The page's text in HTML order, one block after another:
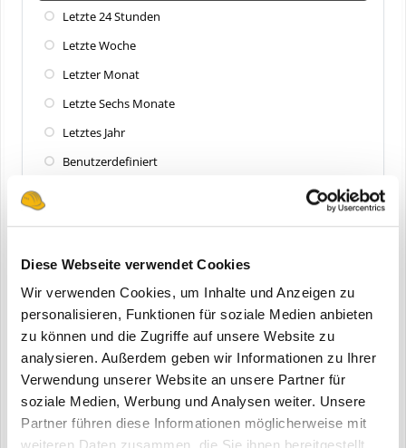
Diese Webseite verwendet Cookies
Wir verwenden Cookies, um Inhalte und Anzeigen zu
personalisieren, Funktionen für soziale Medien anbieten
zu können und die Zugriffe auf unsere Website zu
analysieren. Außerdem geben wir Informationen zu Ihrer
Verwendung unserer Website an unsere Partner für
soziale Medien, Werbung und Analysen weiter. Unsere
Partner führen diese Informationen möglicherweise mit
Letzte 24 Stunden
Letzte Woche
Letzter Monat
Letzte Sechs Monate
Letztes Jahr
Benutzerdefiniert
Zuletzt aktualisiert
Letzte 24 Stunden
Letzte Woche
Letzter Monat
Letzte Sechs Monate
Letztes Jahr
Benutzerdefiniert